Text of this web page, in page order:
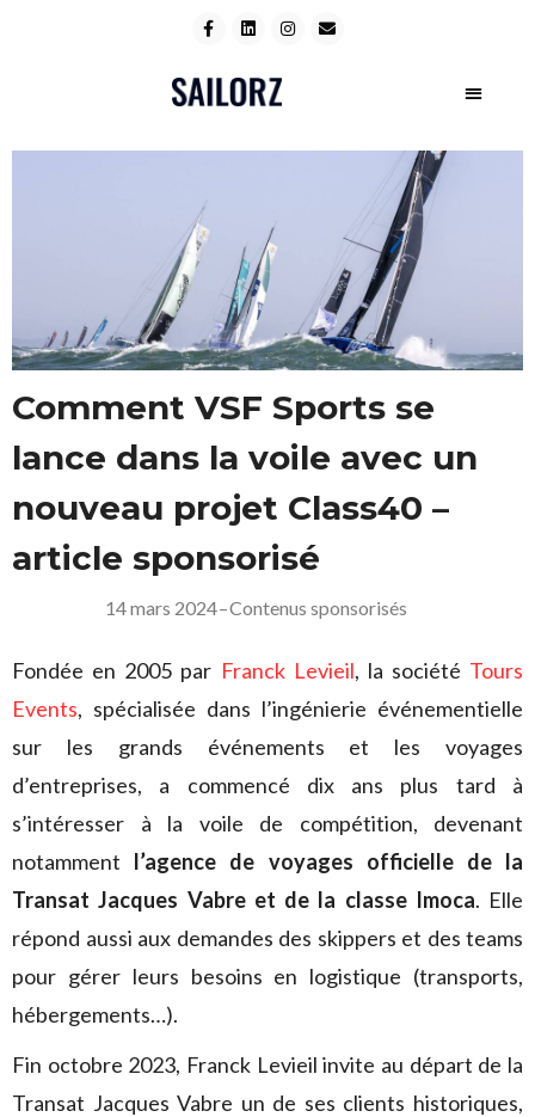
Comment VSF Sports se
lance dans la voile avec un
nouveau projet Class40 –
article sponsorisé
14 mars 2024–Contenus sponsorisés
Fondée en 2005 par Franck Levieil, la société Tours
Events, spécialisée dans l’ingénierie événementielle
sur les grands événements et les voyages
d’entreprises, a commencé dix ans plus tard à
s’intéresser à la voile de compétition, devenant
notamment l’agence de voyages officielle de la
Transat Jacques Vabre et de la classe Imoca. Elle
répond aussi aux demandes des skippers et des teams
pour gérer leurs besoins en logistique (transports,
hébergements…).
Fin octobre 2023, Franck Levieil invite au départ de la
Transat Jacques Vabre un de ses clients historiques,